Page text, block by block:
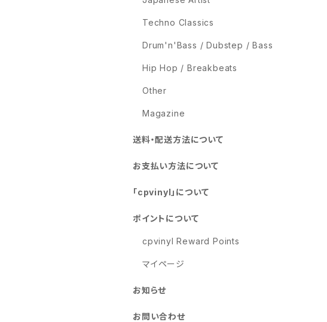
Techno Classics
Drum'n'Bass / Dubstep / Bass
Hip Hop / Breakbeats
Other
Magazine
送料・配送方法について
お支払い方法について
「cpvinyl」について
ポイントについて
cpvinyl Reward Points
マイページ
お知らせ
お問い合わせ